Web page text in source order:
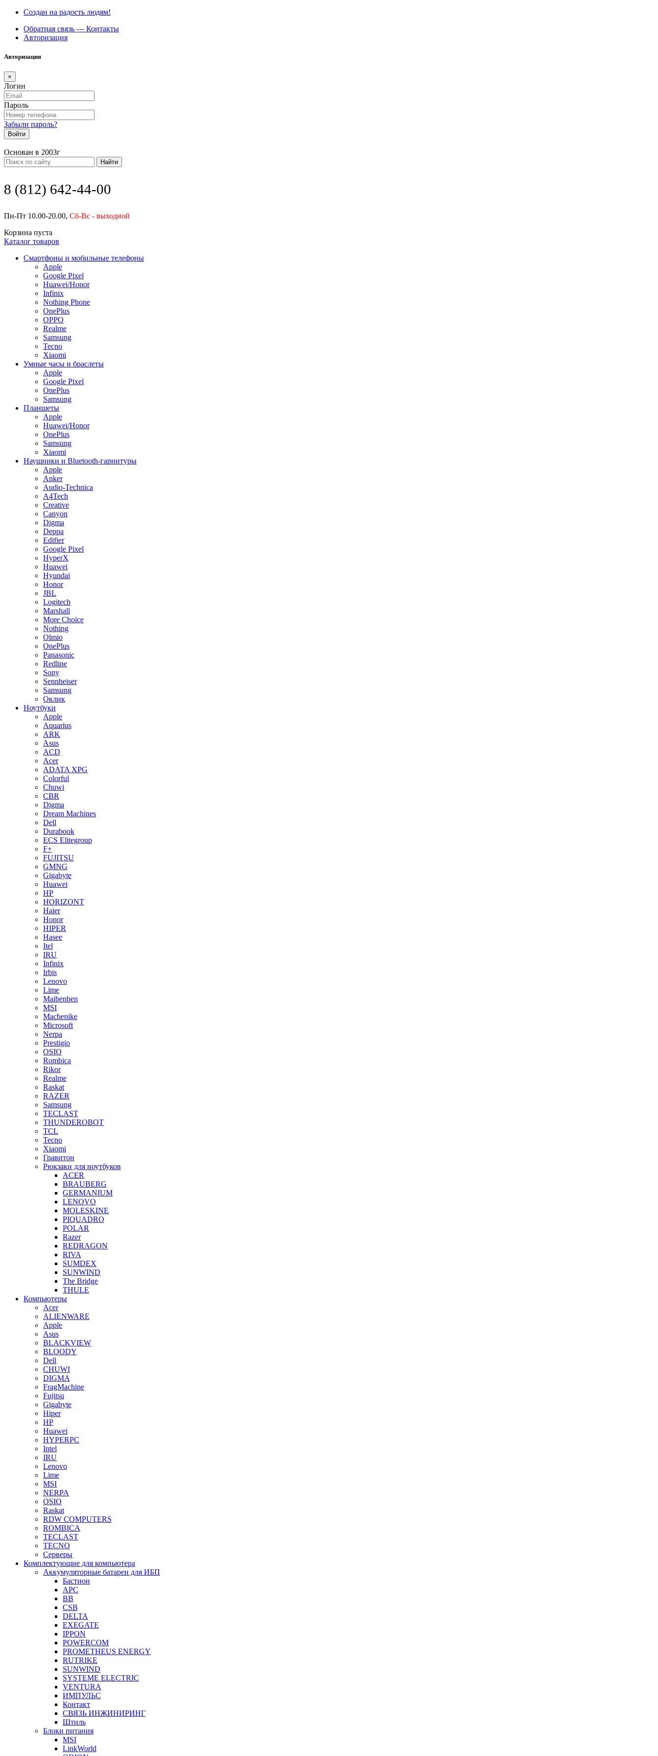
Создан на радость людям!
Обратная связь — Контакты
Авторизация
Авторизация
×
Логин
Пароль
Забыли пароль?
Войти
Основан в 2003г
Найти
8 (812) 642-44-00
Пн-Пт 10.00-20.00, Сб-Вс - выходной
Корзина пуста
Каталог товаров
Смартфоны и мобильные телефоны
Apple
Google Pixel
Huawei/Honor
Infinix
Nothing Phone
OnePlus
OPPO
Realme
Samsung
Tecno
Xiaomi
Умные часы и браслеты
Apple
Google Pixel
OnePlus
Samsung
Планшеты
Apple
Huawei/Honor
OnePlus
Samsung
Xiaomi
Наушники и Bluetooth-гарнитуры
Apple
Anker
Audio-Technica
A4Tech
Creative
Canyon
Digma
Deppa
Edifier
Google Pixel
HyperX
Huawei
Hyundai
Honor
JBL
Logitech
Marshall
More Choice
Nothing
Olmio
OnePlus
Panasonic
Redline
Sony
Sennheiser
Samsung
Оклик
Ноутбуки
Apple
Aquarius
ARK
Asus
ACD
Acer
ADATA XPG
Colorful
Chuwi
CBR
Digma
Dream Machines
Dell
Durabook
ECS Elitegroup
F+
FUJITSU
GMNG
Gigabyte
Huawei
HP
HORIZONT
Haier
Honor
HIPER
Hasee
Itel
IRU
Infinix
Irbis
Lenovo
Lime
Maibenben
MSI
Machenike
Microsoft
Nerpa
Prestigio
OSIO
Rombica
Rikor
Realme
Raskat
RAZER
Samsung
TECLAST
THUNDEROBOT
TCL
Tecno
Xiaomi
Гравитон
Рюкзаки для ноутбуков
ACER
BRAUBERG
GERMANIUM
LENOVO
MOLESKINE
PIQUADRO
POLAR
Razer
REDRAGON
RIVA
SUMDEX
SUNWIND
The Bridge
THULE
Компьютеры
Acer
ALIENWARE
Apple
Asus
BLACKVIEW
BLOODY
Dell
CHUWI
DIGMA
FragMachine
Fujitsu
Gigabyte
Hiper
HP
Huawei
HYPERPC
Intel
IRU
Lenovo
Lime
MSI
NERPA
OSIO
Raskat
RDW COMPUTERS
ROMBICA
TECLAST
TECNO
Серверы
Комплектующие для компьютера
Аккумуляторные батареи для ИБП
Бастион
APC
BB
CSB
DELTA
EXEGATE
IPPON
POWERCOM
PROMETHEUS ENERGY
RUTRIKE
SUNWIND
SYSTEME ELECTRIC
VENTURA
ИМПУЛЬС
Контакт
СВЯЗЬ ИНЖИНИРИНГ
Штиль
Блоки питания
MSI
LinkWorld